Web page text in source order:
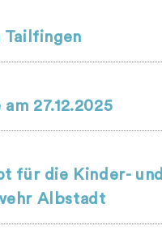
Tailfingen
27.12.2025
für die Kinder- und
Albstadt